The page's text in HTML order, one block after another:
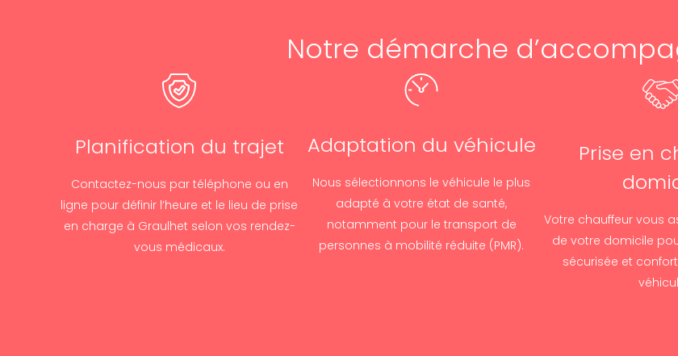
Notre démarche
Planification du trajet
Contactez-nous par téléphone ou en
ligne pour définir l’heure et le lieu de prise
en charge à Graulhet selon vos rendez-
vous médicaux.
Adaptation du véhicule
Nous sélectionnons le véhicule le plus
adapté à votre état de santé,
notamment pour le transport de
personnes à mobilité réduite (PMR).
Prise en
Votre chauffeur vous
de votre domicile
sécurisée et